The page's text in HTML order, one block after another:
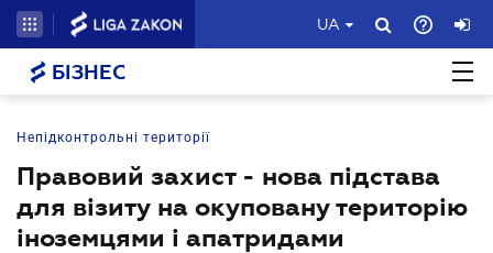
UA
БІЗНЕС
Непідконтрольні території
Правовий захист - нова підстава
для візиту на окуповану територію
іноземцями і апатридами